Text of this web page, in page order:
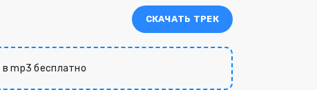
СКАЧАТЬ ТРЕК
в mp3 бесплатно